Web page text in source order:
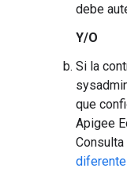
debe
Y/O
Si la
que
Apigee
Consulta